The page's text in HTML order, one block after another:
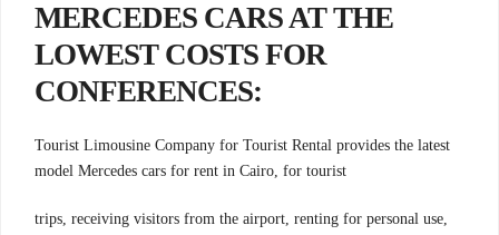
MERCEDES CARS AT THE
LOWEST COSTS FOR
CONFERENCES:
Tourist Limousine Company for Tourist Rental provides the latest
model Mercedes cars for rent in Cairo, for tourist
trips, receiving visitors from the airport, renting for personal use,